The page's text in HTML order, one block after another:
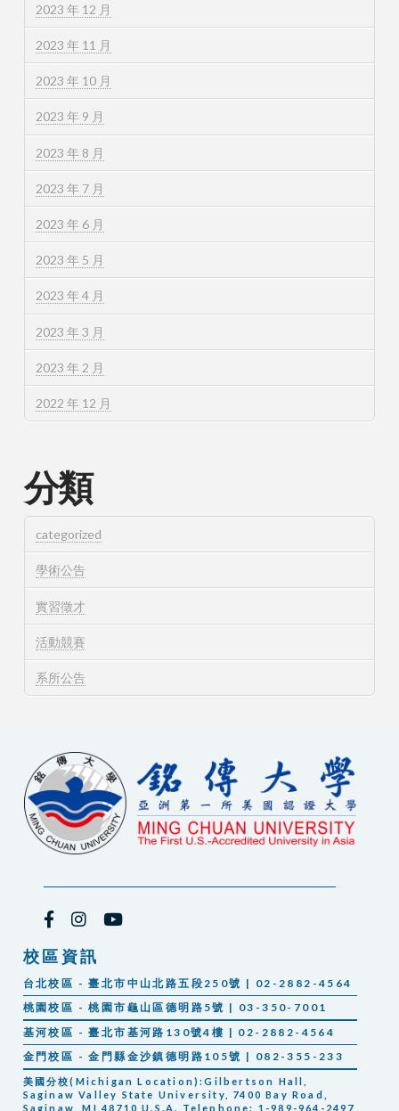
2023 年 12 月
2023 年 11 月
2023 年 10 月
2023 年 9 月
2023 年 8 月
2023 年 7 月
2023 年 6 月
2023 年 5 月
2023 年 4 月
2023 年 3 月
2023 年 2 月
2022 年 12 月
分類
categorized
學術公告
實習徵才
活動競賽
系所公告
校區資訊
台北校區 - 臺北市中山北路五段250號 | 02-2882-4564
桃園校區 - 桃園市龜山區德明路5號 | 03-350-7001
基河校區 - 臺北市基河路130號4樓 | 02-2882-4564
金門校區 - 金門縣金沙鎮德明路105號 | 082-355-233
美國分校(Michigan Location):Gilbertson Hall,
Saginaw Valley State University, 7400 Bay Road,
Saginaw, MI 48710 U.S.A. Telephone: 1-989-964-2497